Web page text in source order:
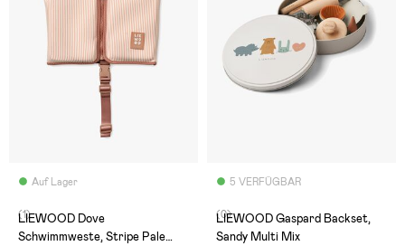
Auf Lager
(1)
LIEWOOD Dove
Schwimmweste, Stripe Pale
5 VERFÜGBAR
(0)
LIEWOOD Gaspard Backset,
Sandy Multi Mix